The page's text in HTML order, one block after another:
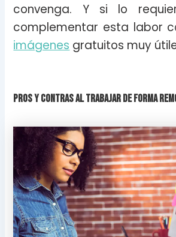
convenga. Y si lo
complementar esta labor
imágenes gratuitos muy
Pros y contras al trabajar de forma